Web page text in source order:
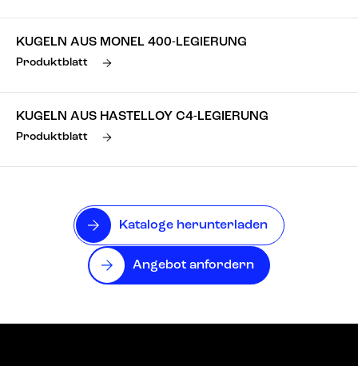
KUGELN AUS MONEL 400-LEGIERUNG
Produktblatt
KUGELN AUS HASTELLOY C4-LEGIERUNG
Produktblatt
Kataloge herunterladen
Angebot anfordern